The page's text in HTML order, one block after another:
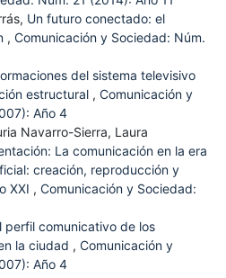
Un futuro conectado: el
, Comunicación y Sociedad: Núm.
del sistema televisivo
estructural , Comunicación y
Año 4
Navarro-Sierra, Laura
La comunicación en la era
creación, reproducción y
XXI , Comunicación y Sociedad:
perfil comunicativo de los
la ciudad , Comunicación y
Año 4